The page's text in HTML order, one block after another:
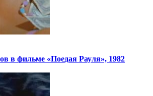
в фильме «Поедая Рауля», 1982